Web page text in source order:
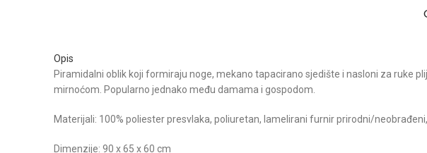
Opis
Piramidalni oblik koji formiraju noge, mekano tapacirano sjedište i nasloni za ruke
mirnoćom. Popularno jednako među damama i gospodom.
Materijali: 100% poliester presvlaka, poliuretan, lamelirani furnir prirodni/
Dimenzije: 90 x 65 x 60 cm